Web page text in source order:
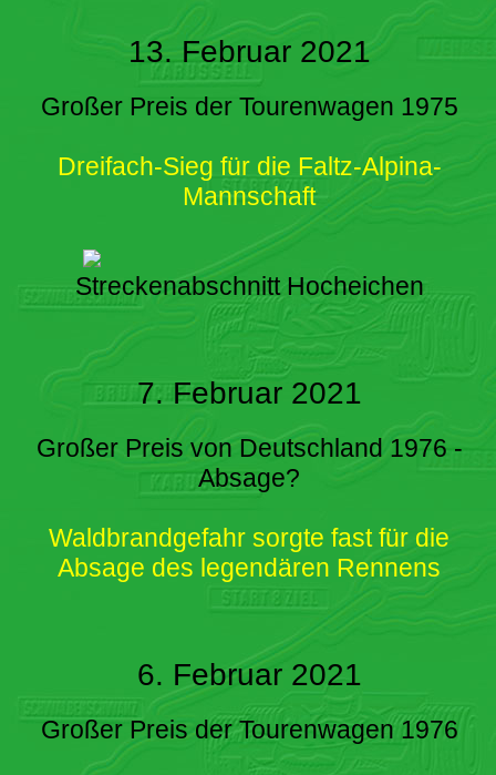
13. Februar 2021
Großer Preis der Tourenwagen 1975
Dreifach-Sieg für die Faltz-Alpina-
Mannschaft
Streckenabschnitt Hocheichen
7. Februar 2021
Großer Preis von Deutschland 1976 -
Absage?
Waldbrandgefahr sorgte fast für die
Absage des legendären Rennens
6. Februar 2021
Großer Preis der Tourenwagen 1976